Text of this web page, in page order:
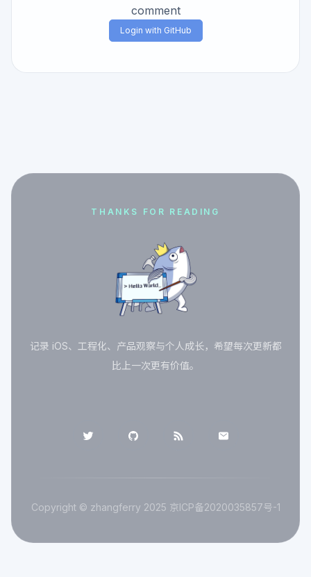
comment
Login with GitHub
THANKS FOR READING
记录 iOS、工程化、产品观察与个人成长，希望每次更新都
比上一次更有价值。
Copyright © zhangferry 2025 京ICP备2020035857号-1